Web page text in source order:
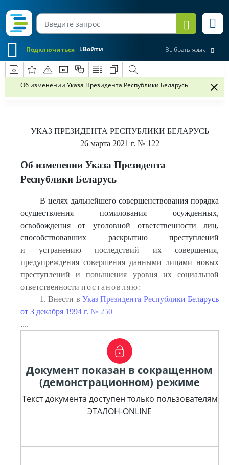
Войти
Подключиться Выбрать язык
Об изменении Указа Президента Республики Беларусь
УКАЗ ПРЕЗИДЕНТА РЕСПУБЛИКИ БЕЛАРУСЬ
26 марта 2021 г. № 122
Об изменении Указа Президента
Республики Беларусь
В целях дальнейшего совершенствования порядка
осуществления помилования осужденных,
освобождения от уголовной ответственности лиц,
способствовавших раскрытию преступлений
и устранению последствий их совершения,
предупреждения совершения данными лицами новых
преступлений и повышения уровня их социальной
ответственности постановляю:
1. Внести в Указ Президента Республики Беларусь
от 3 декабря 1994 г. № 250
....
Документ показан в сокращенном
(демонстрационном) режиме
Текст документа доступен только пользователям
ЭТАЛОН-ONLINE